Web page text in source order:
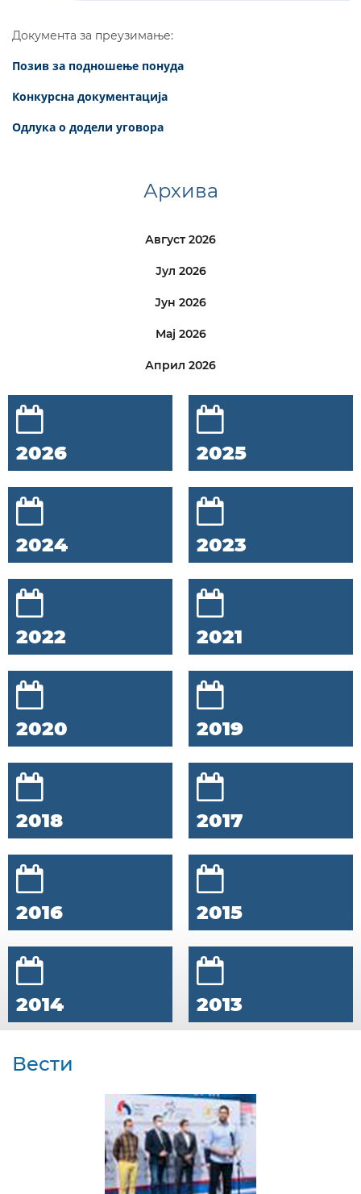
Документа за преузимање:
Позив за подношење понуда
Конкурсна документација
Одлука о додели уговора
Архива
Август 2026
Јул 2026
Јун 2026
Мај 2026
Април 2026
2026 2025
2024 2023
2022 2021
2020 2019
2018 2017
2016 2015
2014 2013
Вести